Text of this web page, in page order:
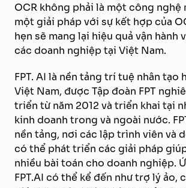
OCR không phải là một công nghệ
một giải pháp với sự kết hợp của
hẹn sẽ mang lại hiệu quả vận hành
các doanh nghiệp tại Việt Nam.
FPT. AI là nền tảng trí tuệ nhân tạo
Việt Nam, được Tập đoàn FPT
triển từ năm 2012 và triển khai tại
kinh doanh trong và ngoài nước.
nền tảng, nơi các lập trình viên và
có thể phát triển các giải pháp
nhiều bài toán cho doanh nghiệp.
FPT.AI có thể kể đến như trợ lý ảo,